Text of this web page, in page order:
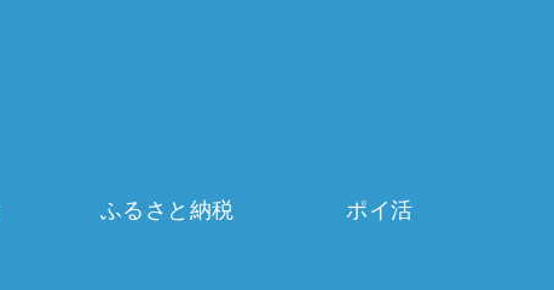
ふるさと納税 ポイ活